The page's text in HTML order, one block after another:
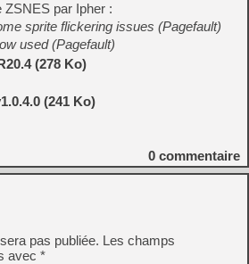
ZSNES par Ipher :
sprite flickering issues (Pagefault)
used (Pagefault)
(278 Ko)
(241 Ko)
0 commentaire
pas publiée. Les champs
avec *